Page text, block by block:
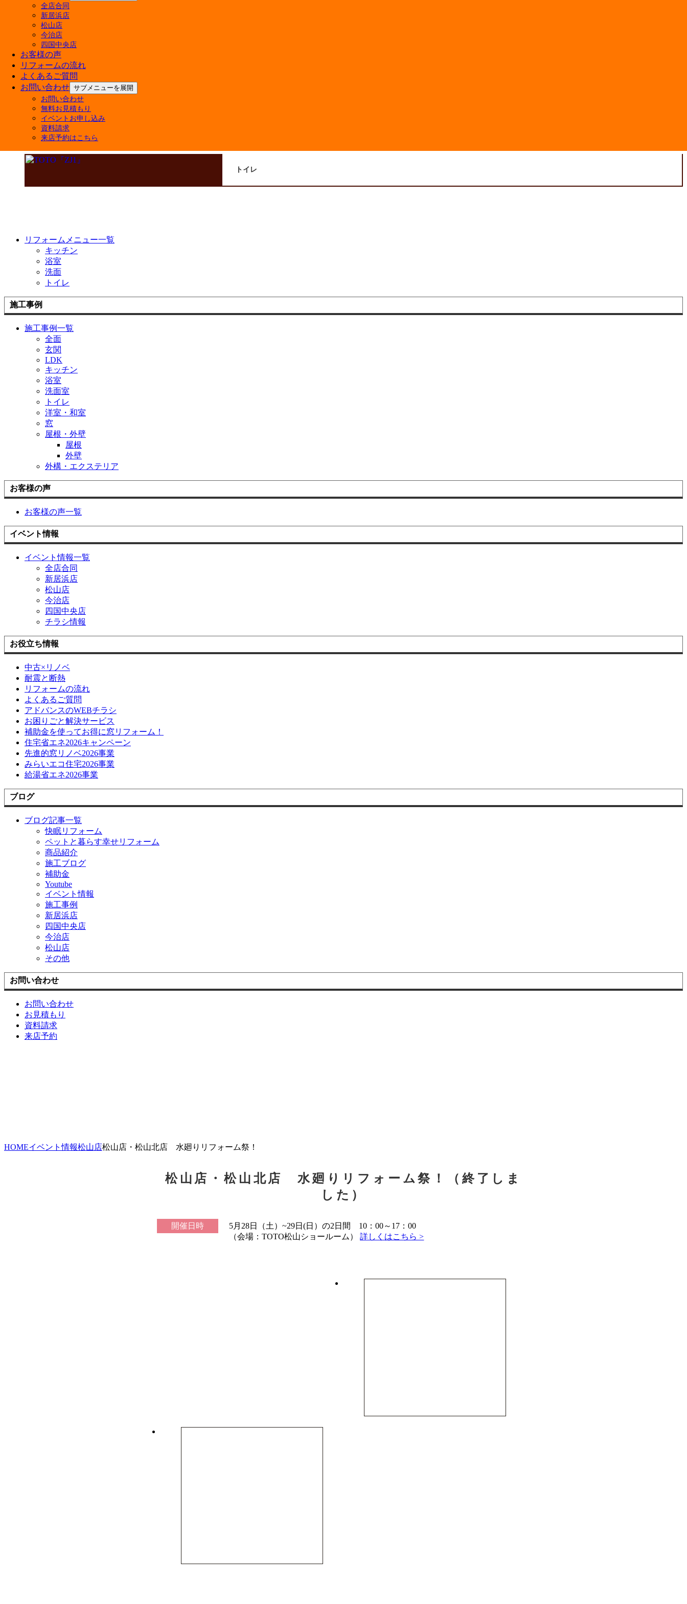
全店合同
新居浜店
松山店
今治店
四国中央店
お客様の声
リフォームの流れ
よくあるご質問
お問い合わせ サブメニューを展開
お問い合わせ
無料お見積もり
イベントお申し込み
資料請求
来店予約はこちら
トイレ
リフォームメニュー一覧
キッチン
浴室
洗面
トイレ
施工事例
施工事例一覧
全面
玄関
LDK
キッチン
浴室
洗面室
トイレ
洋室・和室
窓
屋根・外壁
屋根
外壁
外構・エクステリア
お客様の声
お客様の声一覧
イベント情報
イベント情報一覧
全店合同
新居浜店
松山店
今治店
四国中央店
チラシ情報
お役立ち情報
中古×リノベ
耐震と断熱
リフォームの流れ
よくあるご質問
アドバンスのWEBチラシ
お困りごと解決サービス
補助金を使ってお得に窓リフォーム！
住宅省エネ2026キャンペーン
先進的窓リノベ2026事業
みらいエコ住宅2026事業
給湯省エネ2026事業
ブログ
ブログ記事一覧
快眠リフォーム
ペットと暮らす幸せリフォーム
商品紹介
施工ブログ
補助金
Youtube
イベント情報
施工事例
新居浜店
四国中央店
今治店
松山店
その他
お問い合わせ
お問い合わせ
お見積もり
資料請求
来店予約
HOMEイベント情報松山店松山店・松山北店 水廻りリフォーム祭！
松山店・松山北店 水廻りリフォーム祭！（終了しま
した）
開催日時
5月28日（土）~29日(日）の2日間 10：00～17：00
（会場：TOTO松山ショールーム）詳しくはこちら >